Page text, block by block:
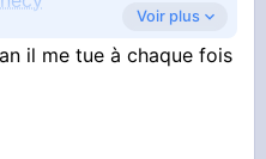
Voir plus
il me tue à chaque fois